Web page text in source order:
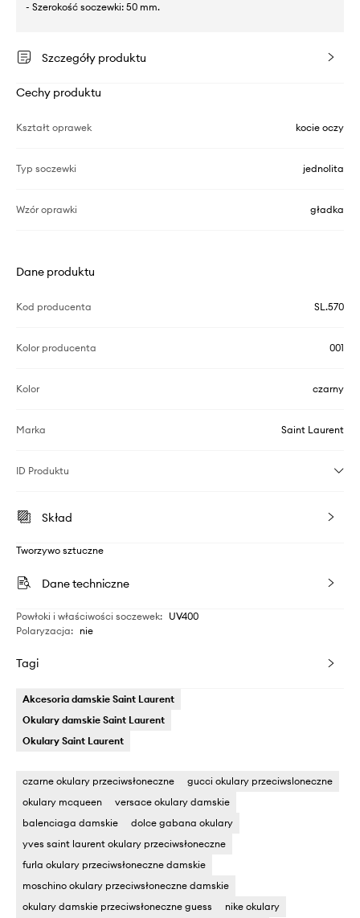
- Szerokość soczewki: 50 mm.
Szczegóły produktu
Cechy produktu
Kształt oprawek kocie oczy
Typ soczewki jednolita
Wzór oprawki gładka
Dane produktu
Kod producenta SL.570
Kolor producenta 001
Kolor czarny
Marka Saint Laurent
ID Produktu
Skład
Tworzywo sztuczne
Dane techniczne
Powłoki i właściwości soczewek: UV400
Polaryzacja: nie
Tagi
Akcesoria damskie Saint Laurent
Okulary damskie Saint Laurent
Okulary Saint Laurent
czarne okulary przeciwsłoneczne
gucci okulary przeciwsloneczne
okulary mcqueen
versace okulary damskie
balenciaga damskie
dolce gabana okulary
yves saint laurent okulary przeciwsłoneczne
furla okulary przeciwsłoneczne damskie
moschino okulary przeciwsłoneczne damskie
okulary damskie przeciwsłoneczne guess
nike okulary